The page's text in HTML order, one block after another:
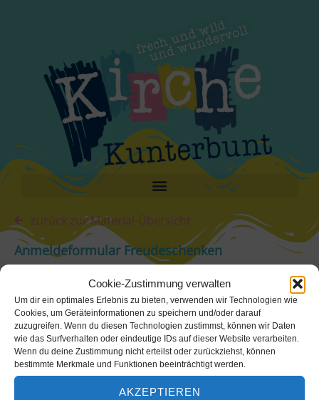
Cookie-Zustimmung verwalten
Um dir ein optimales Erlebnis zu bieten, verwenden wir Technologien wie
Cookies, um Geräteinformationen zu speichern und/oder darauf
zuzugreifen. Wenn du diesen Technologien zustimmst, können wir Daten
wie das Surfverhalten oder eindeutige IDs auf dieser Website verarbeiten.
Wenn du deine Zustimmung nicht erteilst oder zurückziehst, können
bestimmte Merkmale und Funktionen beeinträchtigt werden.
AKZEPTIEREN
zurück zur Material-Übersicht
Anmeldeformular Freudeschenken